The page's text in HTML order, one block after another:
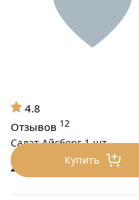
Купить
230
Салат Айсберг 1 шт
4.8
Отзывов 12